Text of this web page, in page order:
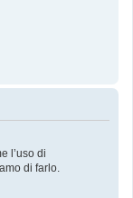
l’uso di
di farlo.